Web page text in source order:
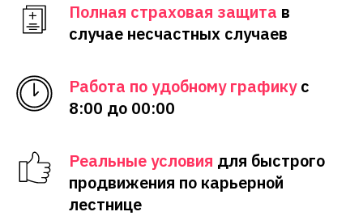
Полная страховая защита в
случае несчастных случаев
Работа по удобному графикус
8:00 до 00:00
Реальные условия для быстрого
продвижения по карьерной
лестнице